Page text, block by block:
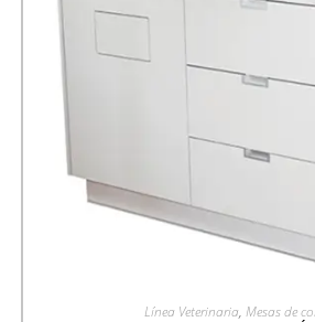
AGREGAR A
Línea Veterinaria, Mesas de